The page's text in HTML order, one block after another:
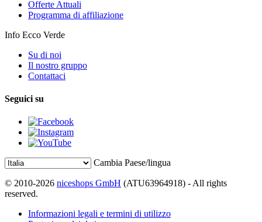
Offerte Attuali
Programma di affiliazione
Info Ecco Verde
Su di noi
Il nostro gruppo
Contattaci
Seguici su
Cambia Paese/lingua
© 2010-2026 niceshops GmbH (ATU63964918) - All rights
reserved.
Informazioni legali e termini di utilizzo